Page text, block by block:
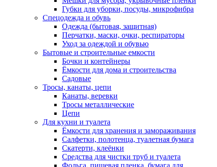
Губки для уборки, посуды, микрофибра
Спецодежда и обувь
Одежда (бытовая, защитная)
Перчатки, маски, очки, респираторы
Уход за одеждой и обувью
Бытовые и строительные емкости
Бочки и контейнеры
Ёмкости для дома и строительства
Садовые
Тросы, канаты, цепи
Канаты, веревки
Тросы металлические
Цепи
Для кухни и туалета
Ёмкости для хранения и замораживания
Салфетки, полотенца, туалетная бумага
Скатерти, клеёнки
Средства для чистки труб и туалета